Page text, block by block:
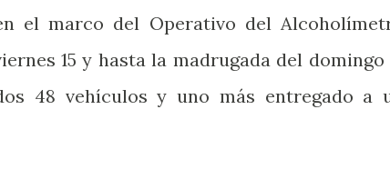
el marco del Operativo del
15 y hasta la madrugada del domingo
48 vehículos y uno más entregado a